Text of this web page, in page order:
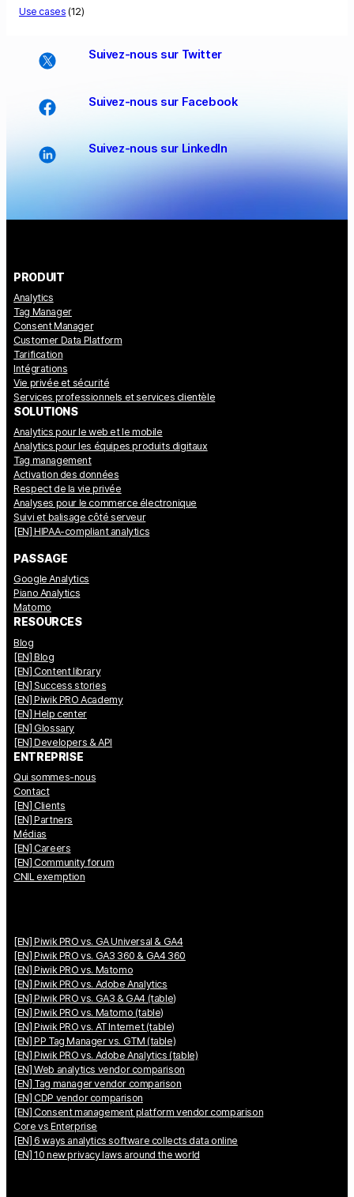
Use cases (12)
Suivez-nous sur Twitter
Suivez-nous sur Facebook
Suivez-nous sur LinkedIn
PRODUIT
Analytics
Tag Manager
Consent Manager
Customer Data Platform
Tarification
Intégrations
Vie privée et sécurité
Services professionnels et services clientèle
SOLUTIONS
Analytics pour le web et le mobile
Analytics pour les équipes produits digitaux
Tag management
Activation des données
Respect de la vie privée
Analyses pour le commerce électronique
Suivi et balisage côté serveur
[EN] HIPAA-compliant analytics
PASSAGE
Google Analytics
Piano Analytics
Matomo
RESOURCES
Blog
[EN] Blog
[EN] Content library
[EN] Success stories
[EN] Piwik PRO Academy
[EN] Help center
[EN] Glossary
[EN] Developers & API
ENTREPRISE
Qui sommes-nous
Contact
[EN] Clients
[EN] Partners
Médias
[EN] Careers
[EN] Community forum
CNIL exemption
[EN] Piwik PRO vs. GA Universal & GA4
[EN] Piwik PRO vs. GA3 360 & GA4 360
[EN] Piwik PRO vs. Matomo
[EN] Piwik PRO vs. Adobe Analytics
[EN] Piwik PRO vs. GA3 & GA4 (table)
[EN] Piwik PRO vs. Matomo (table)
[EN] Piwik PRO vs. AT Internet (table)
[EN] PP Tag Manager vs. GTM (table)
[EN] Piwik PRO vs. Adobe Analytics (table)
[EN] Web analytics vendor comparison
[EN] Tag manager vendor comparison
[EN] CDP vendor comparison
[EN] Consent management platform vendor comparison
Core vs Enterprise
[EN] 6 ways analytics software collects data online
[EN] 10 new privacy laws around the world